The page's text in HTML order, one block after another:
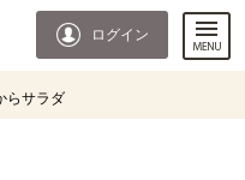
ログイン
らサラダ